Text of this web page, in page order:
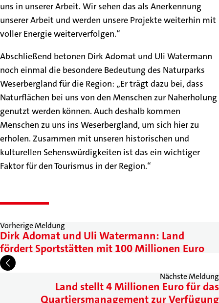
uns in unserer Arbeit. Wir sehen das als Anerkennung
unserer Arbeit und werden unsere Projekte weiterhin mit
voller Energie weiterverfolgen.“
Abschließend betonen Dirk Adomat und Uli Watermann
noch einmal die besondere Bedeutung des Naturparks
Weserbergland für die Region: „Er trägt dazu bei, dass
Naturflächen bei uns von den Menschen zur Naherholung
genutzt werden können. Auch deshalb kommen
Menschen zu uns ins Weserbergland, um sich hier zu
erholen. Zusammen mit unseren historischen und
kulturellen Sehenswürdigkeiten ist das ein wichtiger
Faktor für den Tourismus in der Region.“
Vorherige Meldung
Dirk Adomat und Uli Watermann: Land
fördert Sportstätten mit 100 Millionen Euro
Nächste Meldung
Land stellt 4 Millionen Euro für das
Quartiersmanagement zur Verfügung